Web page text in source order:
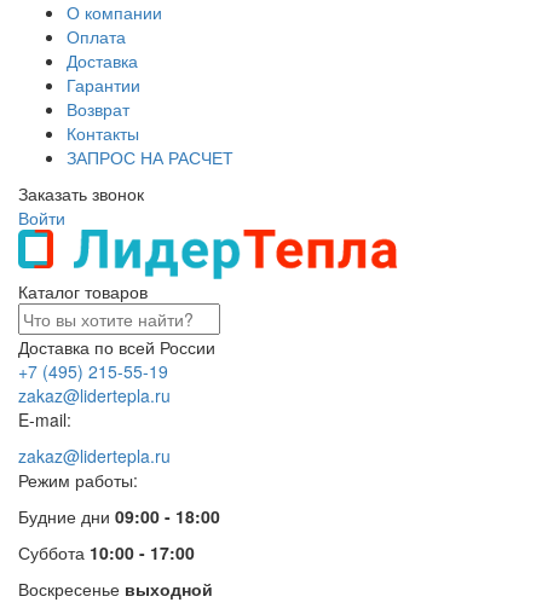
О компании
Оплата
Доставка
Гарантии
Возврат
Контакты
ЗАПРОС НА РАСЧЕТ
Заказать звонок
Войти
Каталог товаров
Доставка по всей России
+7 (495) 215-55-19
zakaz@lidertepla.ru
E-mail:
zakaz@lidertepla.ru
Режим работы:
Будние дни 09:00 - 18:00
Суббота 10:00 - 17:00
Воскресенье выходной